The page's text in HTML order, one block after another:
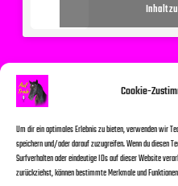
Cookie-
Um dir ein optimales Erlebnis zu bieten, verwenden wir
speichern und/oder darauf zuzugreifen. Wenn du diesen
Surfverhalten oder eindeutige IDs auf dieser Website
zurückziehst, können bestimmte Merkmale und
Inhalt
Suchen